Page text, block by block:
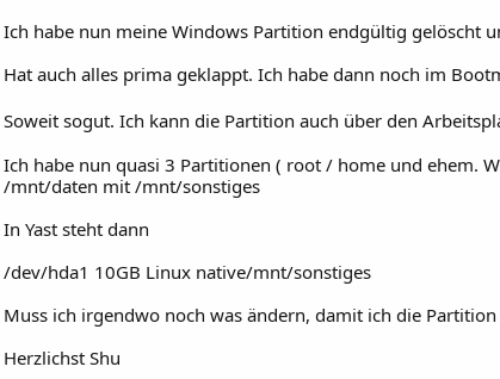
Ich habe nun meine Windows Partition endgültig gelöscht
Hat auch alles prima geklappt. Ich habe dann noch im
Soweit sogut. Ich kann die Partition auch über den
Ich habe nun quasi 3 Partitionen ( root / home und ehem.
/mnt/daten mit /mnt/sonstiges
In Yast steht dann
/dev/hda1 10GB Linux native/mnt/sonstiges
Muss ich irgendwo noch was ändern, damit ich die Partition
Herzlichst Shu